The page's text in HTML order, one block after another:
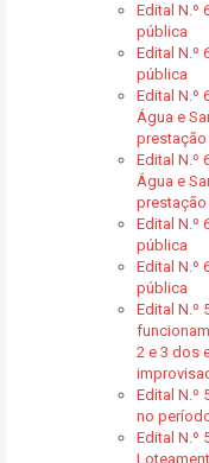
Edital N.º
pública
Edital N.º
pública
Edital N.º
Água e
Edital N.º
Água e
Edital N.º
pública
Edital N.º
pública
Edital N.º
2 e 3 dos
Edital N.º
no
Edital N.º